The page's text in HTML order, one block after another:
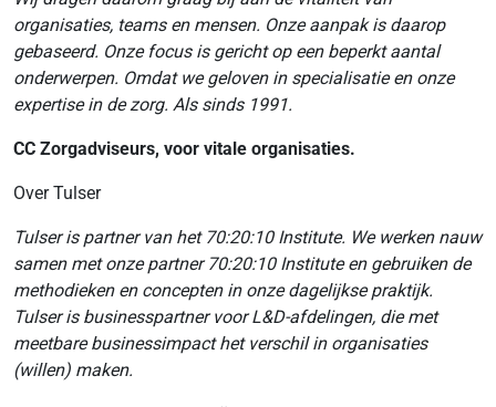
organisaties, teams en mensen. Onze aanpak is daarop
gebaseerd. Onze focus is gericht op een beperkt aantal
onderwerpen. Omdat we geloven in specialisatie en onze
expertise in de zorg. Als sinds 1991.
CC Zorgadviseurs, voor vitale organisaties.
Over Tulser
Tulser is partner van het 70:20:10 Institute. We werken nauw
samen met onze partner 70:20:10 Institute en gebruiken de
methodieken en concepten in onze dagelijkse praktijk.
Tulser is businesspartner voor L&D-afdelingen, die met
meetbare businessimpact het verschil in organisaties
(willen) maken.